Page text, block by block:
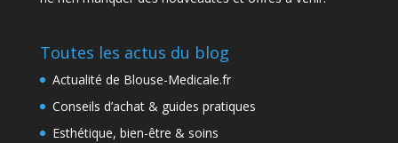
Toutes les actus du blog
Actualité de Blouse-Medicale.fr
Conseils d’achat & guides pratiques
Esthétique, bien-être & soins